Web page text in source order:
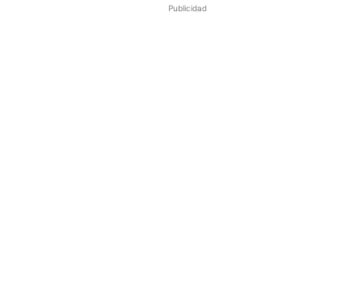
Publicidad